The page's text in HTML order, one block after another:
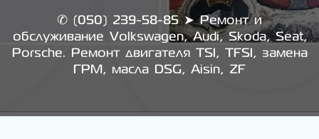
✆ (050) 239-58-85 ➤ Ремонт и
обслуживание Volkswagen, Audi, Skoda, Seat,
Porsche. Ремонт двигателя TSI, TFSI, замена
ГРМ, масла DSG, Aisin, ZF